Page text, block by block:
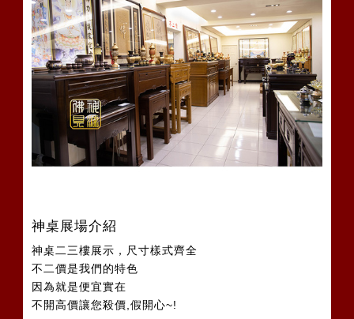
神桌展場介紹
神桌二三樓展示，尺寸樣式齊全
不二價是我們的特色
因為就是便宜實在
不開高價讓您殺價,假開心~!